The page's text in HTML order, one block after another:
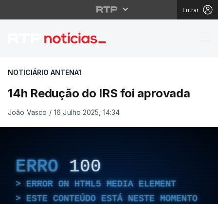
Entrar
14h Redução do IRS
NOTICIÁRIO ANTENA1
14h Redução do IRS foi aprovada
João Vasco / 16 Julho 2025, 14:34
ERRO 100
ERROR ON HTML5 MEDIA ELEMENT
ESTE CONTEÚDO ESTÁ NESTE MOMENTO